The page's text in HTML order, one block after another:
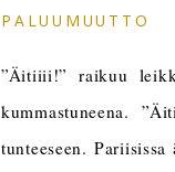
PALUUMUUTTO
”Äitiiii!” raikuu
kummastuneena.
tunteeseen.